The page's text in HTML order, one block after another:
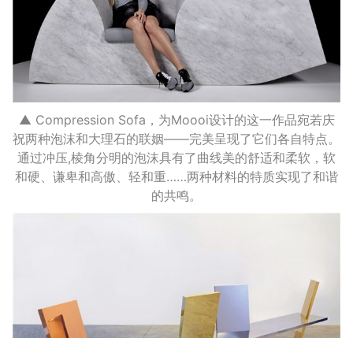
▲ Compression Sofa，为Moooi设计的这一作品宛若庆
祝两种泡沫和大理石的联姻——完美呈现了它们各自特点。
通过冲压,棱角分明的泡沫具有了曲线美的舒适和柔软，软
和硬、谦卑和高傲、轻和重……两种材料的特质实现了和谐
的共鸣。